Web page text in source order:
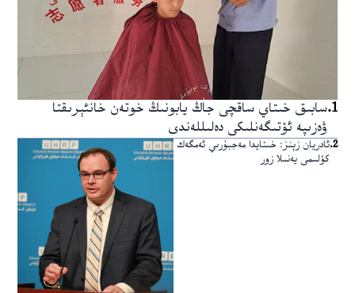
1
.سابىق خىتاي ساقچى جاڭ يابونىڭ خوتەن خانئېرىقتا
ۋەزىپە ئۆتىگەنلىكى دەلىللەندى
2
.ئادريان زېنز: خىتايدا مەجبۇرىي ئەمگەك
كۆلىمى يەنىلا زور